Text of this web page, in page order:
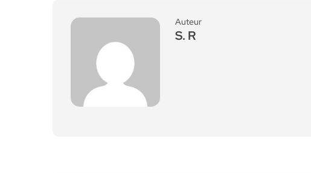
Auteur
S. R